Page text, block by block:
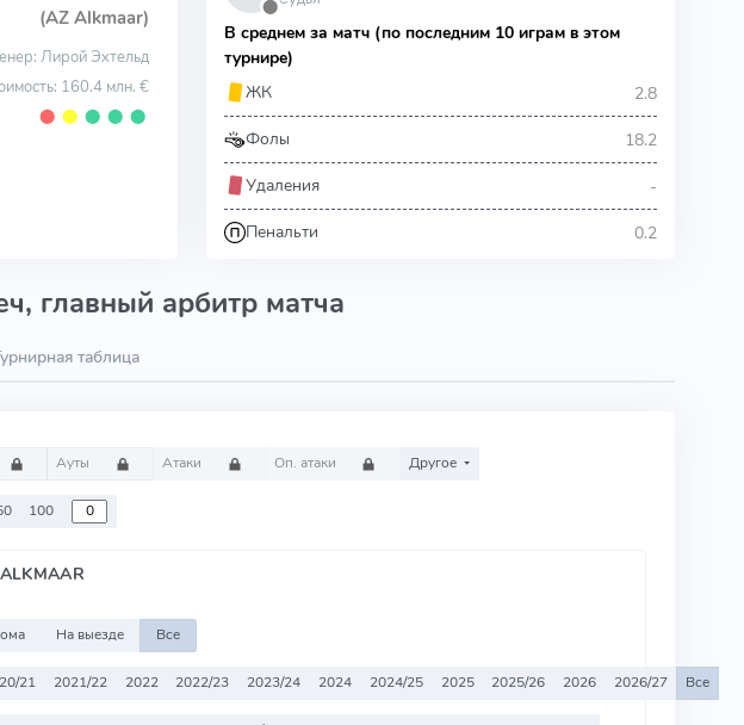
(AZ Alkmaar)
Лирой Эхтельд
160.4 млн. €
⬤ ⬤ ⬤ ⬤ ⬤
⬤
В среднем за матч (по последним 10 играм в этом
турнире)
ЖК
2.8
Фолы 18.2
Удаления -
Пенальти 0.2
главный арбитр матча
таблица
Ауты Атаки Оп. атаки Другое
100
На выезде Все
21 2021/22 2022 2022/23 2023/24 2024 2024/25 2025 2025/26 2026 2026/27 Все